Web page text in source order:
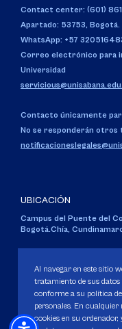
Contact center: (601)
Apartado: 53753, Bogotá.
WhatsApp: +57
Correo electrónico para
Universidad
Contacto únicamente
No se responderán otros
UBICACIÓN
Campus del Puente del
Bogotá.Chía,
Personería Jurídica:
Ministerio de Educación
Al navegar en este sitio
tratamiento de sus datos
conforme a su política
personales. En
cookies en su